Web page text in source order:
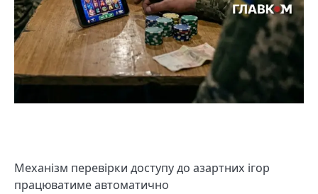
Механізм перевірки доступу до азартних ігор
працюватиме автоматично